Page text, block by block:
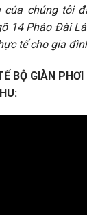
chúng tôi
14 Pháo Đài
tế cho gia
BỘ GIÀN